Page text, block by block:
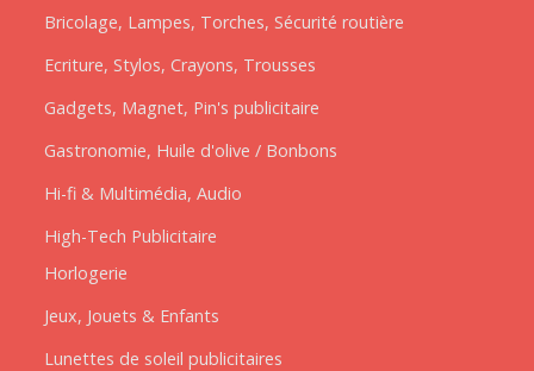
Bricolage, Lampes, Torches, Sécurité routière
Ecriture, Stylos, Crayons, Trousses
Gadgets, Magnet, Pin's publicitaire
Gastronomie, Huile d'olive / Bonbons
Hi-fi & Multimédia, Audio
High-Tech Publicitaire
Horlogerie
Jeux, Jouets & Enfants
Lunettes de soleil publicitaires